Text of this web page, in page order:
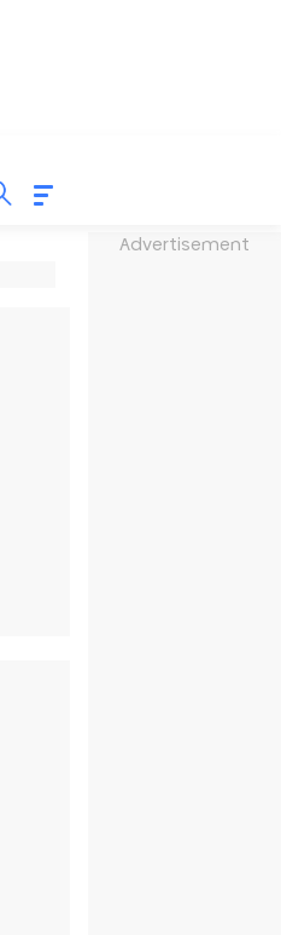
Advertisement
TAUSYIAH